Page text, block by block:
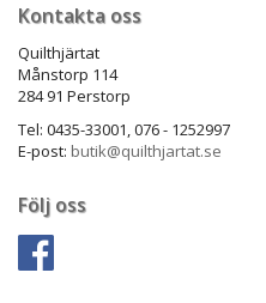
Kontakta oss
Quilthjärtat
Månstorp 114
284 91 Perstorp
Tel: 0435-33001, 076 - 1252997
E-post: butik@quilthjartat.se
Följ oss